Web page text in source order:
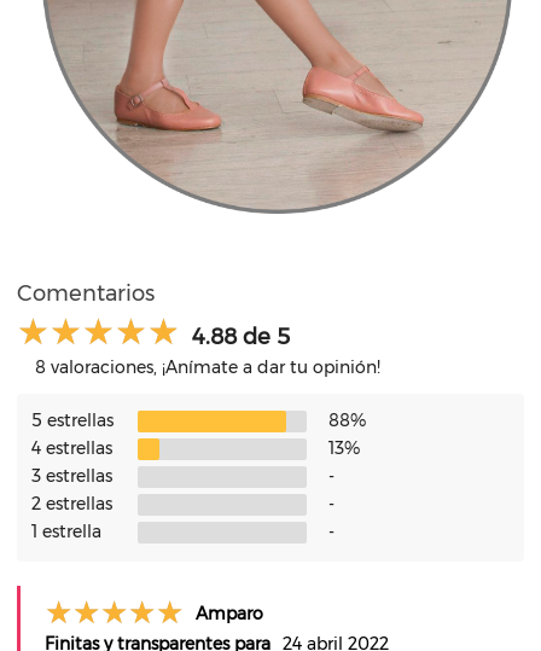
Comentarios
4.88 de 5
8 valoraciones, ¡Anímate a dar tu opinión!
5 estrellas
88%
4 estrellas
13%
3 estrellas
-
2 estrellas
-
1 estrella
-
Amparo
Finitas y transparentes para 24 abril 2022